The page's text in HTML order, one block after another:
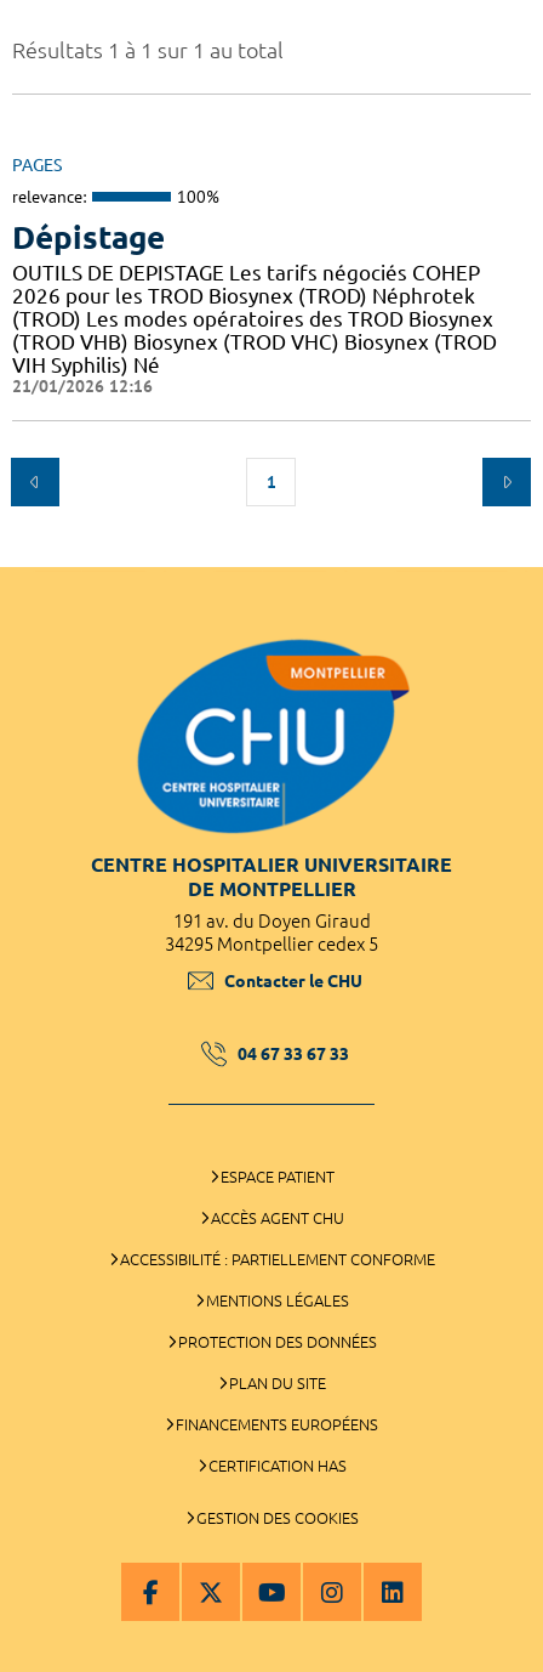
Résultats 1 à 1 sur 1 au total
PAGES
relevance: 100%
Dépistage
OUTILS DE DEPISTAGE Les tarifs négociés COHEP
2026 pour les TROD Biosynex (TROD) Néphrotek
(TROD) Les modes opératoires des TROD Biosynex
(TROD VHB) Biosynex (TROD VHC) Biosynex (TROD
VIH Syphilis) Né
21/01/2026 12:16
1
CENTRE HOSPITALIER UNIVERSITAIRE
DE MONTPELLIER
191 av. du Doyen Giraud
34295 Montpellier cedex 5
Contacter le CHU
04 67 33 67 33
ESPACE PATIENT
ACCÈS AGENT CHU
ACCESSIBILITÉ : PARTIELLEMENT CONFORME
MENTIONS LÉGALES
PROTECTION DES DONNÉES
PLAN DU SITE
FINANCEMENTS EUROPÉENS
CERTIFICATION HAS
GESTION DES COOKIES